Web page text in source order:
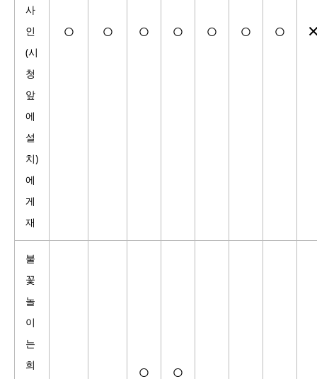
사
인
(시
청
앞
에
설
치)
에
게
재
○ ○ ○ ○ ○ ○ ○
불
꽃
놀
이
는
희
○ ○